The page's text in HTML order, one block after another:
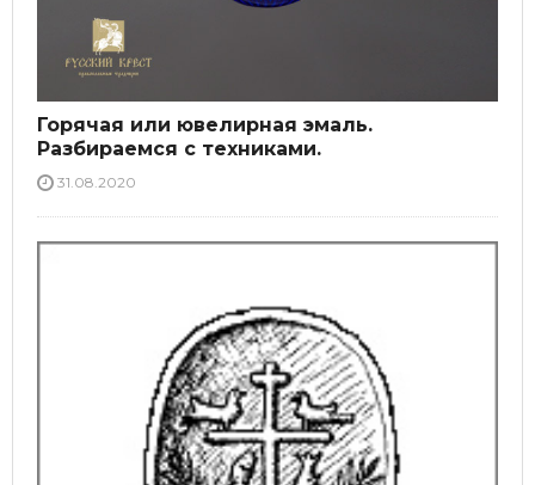
Горячая или ювелирная эмаль.
Разбираемся с техниками.
31.08.2020